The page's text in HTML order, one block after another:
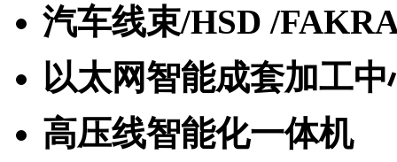
汽车线束/HSD /
以太网智能成套加工中
高压线智能化一体机